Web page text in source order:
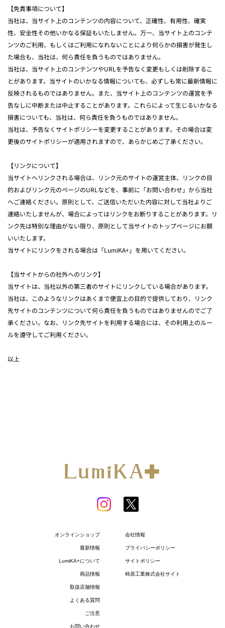
【免責事項について】
当社は、当サイト上のコンテンツの内容について、正確性、有用性、確実
性、安全性その他いかなる保証もいたしません。万一、当サイト上のコンテ
ンツのご利用、もしくはご利用になれないことにより何らかの損害が発生し
た場合も、当社は、何ら責任を負うものではありません。
当社は、当サイト上のコンテンツやURLを予告なく変更もしくは削除するこ
とがあります。当サイトのいかなる情報についても、必ずしも常に最新情報に
反映されるものではありません。また、当サイト上のコンテンツの運営を予
告なしに中断または中止することがあります。これらによって生じるいかなる
損害についても、当社は、何ら責任を負うものではありません。
当社は、予告なくサイトポリシーを変更することがあります。その場合は変
更後のサイトポリシーが適用されますので、あらかじめご了承ください。
【リンクについて】
当サイトへリンクされる場合は、リンク元のサイトの運営主体、リンクの目
的およびリンク元のページのURLなどを、事前に「お問い合わせ」から当社
へご連絡ください。原則として、ご送信いただいた内容に対して当社よりご
連絡いたしませんが、場合によってはリンクをお断りすることがあります。リ
ンク先は特別な理由がない限り、原則として当サイトのトップページにお願
いいたします。
当サイトにリンクをされる場合は「LumiKA+」を用いてください。
【当サイトからの社外へのリンク】
当サイトは、当社以外の第三者のサイトにリンクしている場合があります。
当社は、このようなリンクはあくまで便宜上の目的で提供しており、リンク
先サイトのコンテンツについて何ら責任を負うものではありませんのでご了
承ください。なお、リンク先サイトを利用する場合には、その利用上のルー
ルを遵守してご利用ください。
以上
オンラインショップ
最新情報
LumiKA+について
商品情報
取扱店舗情報
よくある質問
ご注意
お問い合わせ
会社情報
プライバシーポリシー
サイトポリシー
柿原工業株式会社サイト